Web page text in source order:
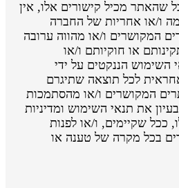
מכיל קישורים אלו, אין
ו/או אחריות של החברה
המקושרים ו/או מהווה ערובה
או חוקיותם ו/או
הננקטים על ידי
לכל תוצאה שתיגרם
המקושרים ו/או מהסתמכות
את תנאי השימוש ומדיניות
שקיימים, ו/או לפנות
בכל מקרה של טענה או